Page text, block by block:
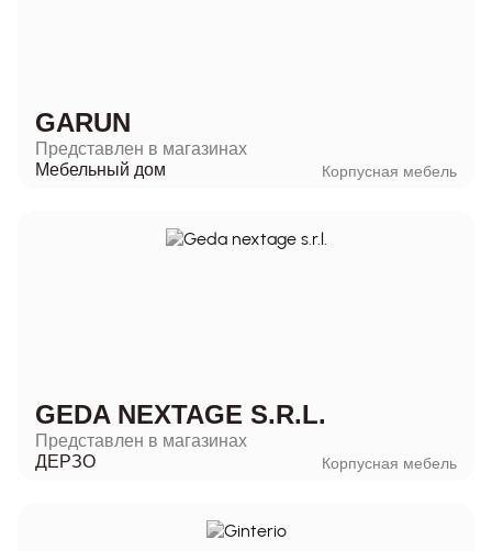
GARUN
Представлен в магазинах
Мебельный дом
Корпусная мебель
GEDA NEXTAGE S.R.L.
Представлен в магазинах
ДЕРЗО
Корпусная мебель